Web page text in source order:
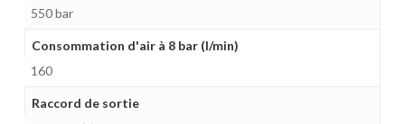
550 bar
Consommation d'air à 8 bar (l/min)
160
Raccord de sortie